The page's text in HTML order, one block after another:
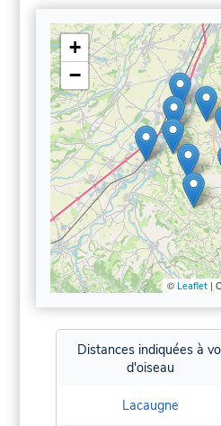
+
−
© Leaflet|
Distances indiquées à
d'oiseau
Lacaugne